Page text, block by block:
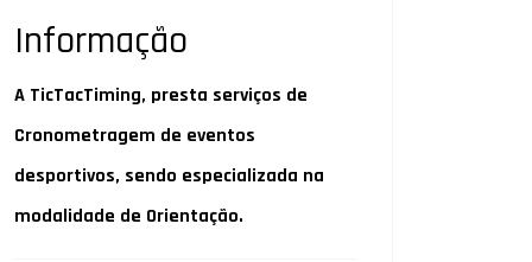
Informação
A TicTacTiming, presta serviços de
Cronometragem de eventos
desportivos, sendo especializada na
modalidade de Orientação.